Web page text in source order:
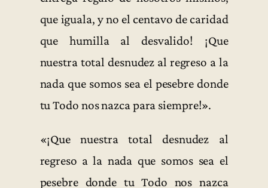
que iguala, y no el centavo de caridad
que humilla al desvalido! ¡Que
nuestra total desnudez al regreso a la
nada que somos sea el pesebre donde
tu Todo nos nazca para siempre!».
«¡Que nuestra total desnudez al
regreso a la nada que somos sea el
pesebre donde tu Todo nos nazca